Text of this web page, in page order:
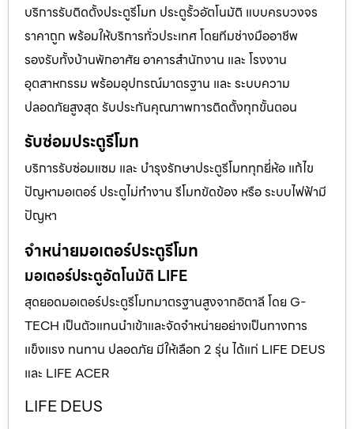
บริการรับติดตั้งประตูรีโมท ประตูรั้วอัตโนมัติ แบบครบวงจร
ราคาถูก พร้อมให้บริการทั่วประเทศ โดยทีมช่างมืออาชีพ
รองรับทั้งบ้านพักอาศัย อาคารสำนักงาน และ โรงงาน
อุตสาหกรรม พร้อมอุปกรณ์มาตรฐาน และ ระบบความ
ปลอดภัยสูงสุด รับประกันคุณภาพการติดตั้งทุกขั้นตอน
รับซ่อมประตูรีโมท
บริการรับซ่อมแซม และ บำรุงรักษาประตูรีโมททุกยี่ห้อ แก้ไข
ปัญหามอเตอร์ ประตูไม่ทำงาน รีโมทขัดข้อง หรือ ระบบไฟฟ้ามี
ปัญหา
จำหน่ายมอเตอร์ประตูรีโมท
มอเตอร์ประตูอัตโนมัติ LIFE
สุดยอดมอเตอร์ประตูรีโมทมาตรฐานสูงจากอิตาลี โดย G-
TECH เป็นตัวแทนนำเข้าและจัดจำหน่ายอย่างเป็นทางการ
แข็งแรง ทนทาน ปลอดภัย มีให้เลือก 2 รุ่น ได้แก่ LIFE DEUS
และ LIFE ACER
LIFE DEUS